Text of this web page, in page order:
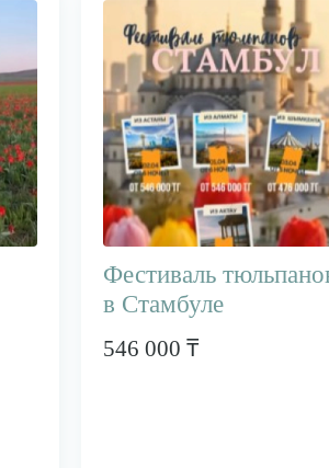
​Фестиваль
в Стамбуле
546 000 ₸